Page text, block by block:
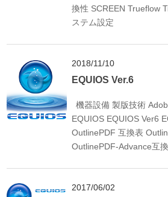
換性 SCREEN Trueflow
ステム設定
2018/11/10
EQUIOS Ver.6
機器設備 製版技術
EQUIOS EQUIOS Ver6
OutlinePDF 互換表
OutlinePDF-Advance互
2017/06/02